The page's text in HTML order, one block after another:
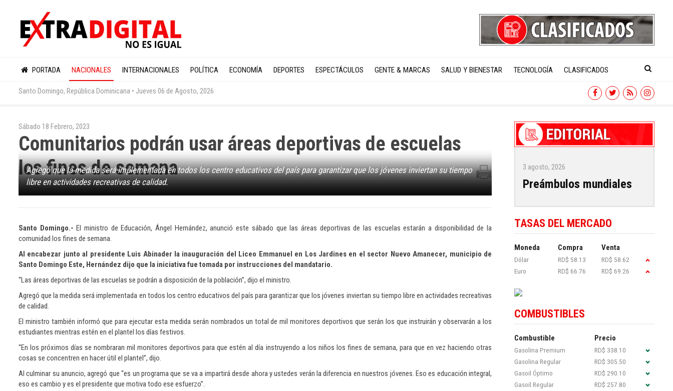
PORTADA NACIONALES INTERNACIONALES POLÍTICA ECONOMÍA DEPORTES ESPECTÁCULOS GENTE & MARCAS SALUD Y BIENESTAR TECNOLOGÍA CLASIFICADOS
Santo Domingo, República Dominicana • Jueves 06 de Agosto, 2026
Sábado 18 Febrero, 2023
Comunitarios podrán usar áreas deportivas de escuelas
los fines de semana
Agregó que la medida será implementada en todos los centro educativos del país para garantizar que los jóvenes inviertan su tiempo
libre en actividades recreativas de calidad.
Santo Domingo.- El ministro de Educación, Ángel Hernández, anunció este sábado que las áreas deportivas de las escuelas estarán a disponibilidad de la
comunidad los fines de semana.
Al encabezar junto al presidente Luis Abinader la inauguración del Liceo Emmanuel en Los Jardines en el sector Nuevo Amanecer, municipio de
Santo Domingo Este, Hernández dijo que la iniciativa fue tomada por instrucciones del mandatario.
“Las áreas deportivas de las escuelas se podrán a disposición de la población”, dijo el ministro.
Agregó que la medida será implementada en todos los centro educativos del país para garantizar que los jóvenes inviertan su tiempo libre en actividades recreativas
de calidad.
El ministro también informó que para ejecutar esta medida serán nombrados un total de mil monitores deportivos que serán los que instruirán y observarán a los
estudiantes mientras estén en el plantel los días festivos.
“En los próximos días se nombraran mil monitores deportivos para que estén al día instruyendo a los niños los fines de semana, para que en vez haciendo otras
cosas se concentren en hacer útil el plantel”, dijo.
Al culminar su anuncio, agregó que “es un programa que se va a impartirá desde ahora y ustedes verán la diferencia en nuestros jóvenes. Eso es educación integral,
eso es cambio y es el presidente que motiva todo ese esfuerzo”.
3 agosto, 2026
Preámbulos mundiales
TASAS DEL MERCADO
Moneda Compra Venta
Dólar RD$ 58.13
RD$ 58.62
Euro
RD$ 66.76 RD$ 69.26
COMBUSTIBLES
Combustible Precio
Gasolina Premium
RD$ 338.10
Gasolina Regular
RD$ 305.50
Gasoil Óptimo
RD$ 290.10
Gasoil Regular
RD$ 257.80